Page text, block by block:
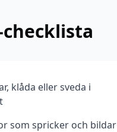
klåda eller sveda i
som spricker och bildar